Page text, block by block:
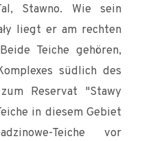
Stawno. Wie sein
liegt er am rechten
Teiche gehören,
südlich des
Reservat "Stawy
in diesem Gebiet
Teiche vor